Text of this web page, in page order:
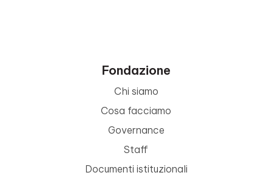
Fondazione
Chi siamo
Cosa facciamo
Governance
Staff
Documenti istituzionali